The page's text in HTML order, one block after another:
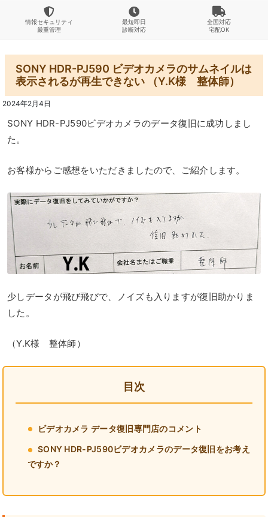
情報セキュリティ
厳重管理
最短即日
診断対応
全国対応
宅配OK
SONY HDR-PJ590 ビデオカメラのサムネイルは
表示されるが再生できない （Y.K様 整体師）
2024年2月4日
SONY HDR-PJ590ビデオカメラのデータ復旧に成功しまし
た。
お客様からご感想をいただきましたので、ご紹介します。
少しデータが飛び飛びで、ノイズも入りますが復旧助かりま
した。
（Y.K様 整体師）
目次
ビデオカメラ データ復旧専門店のコメント
SONY HDR-PJ590ビデオカメラのデータ復旧をお考え
ですか？